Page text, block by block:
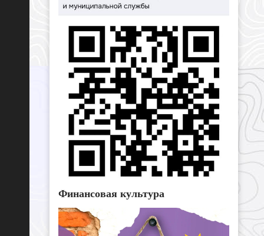
Финансовая культура